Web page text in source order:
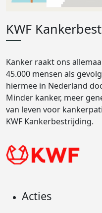
KWF
Kanker raakt ons
45.000 mensen als
hiermee in Nederland
Minder kanker, meer
van leven voor
KWF Kankerbestrijding.
Acties